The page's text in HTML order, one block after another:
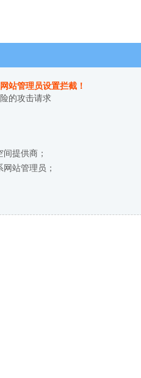
站管理员设置拦截！
的攻击请求
提供商；
站管理员；